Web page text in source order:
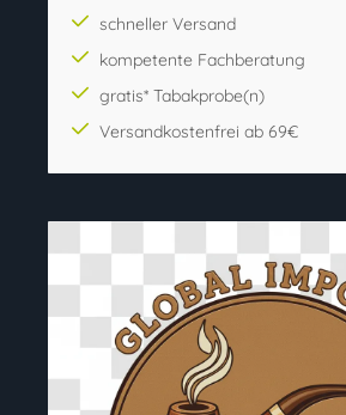
schneller Versand
kompetente Fachberatung
gratis* Tabakprobe(n)
Versandkostenfrei ab 69€